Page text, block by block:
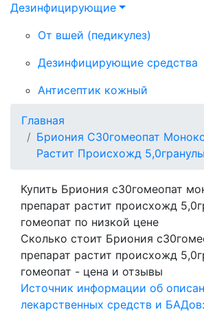
Дезинфицирующие
От вшей (педикулез)
Дезинфицирующие средства
Антисептик кожный
Главная
Бриония C30гомеопат
Растит Происхожд
Купить Бриония c30гомеопат
препарат растит происхожд
гомеопат по низкой цене
Сколько стоит Бриония
препарат растит происхожд
гомеопат - цена и отзывы
Источник информации об
лекарственных средств и